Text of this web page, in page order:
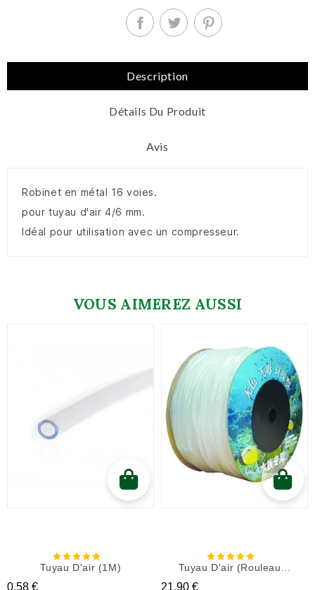
Description
Détails Du Produit
Avis
Robinet en métal 16 voies.
pour tuyau d'air 4/6 mm.
Idéal pour utilisation avec un compresseur.
VOUS AIMEREZ AUSSI
Tuyau D'air (1M)
Prix
0,58 €
Tuyau D'air (rouleau...
Prix
21,90 €